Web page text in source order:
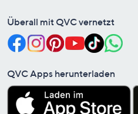
Überall mit QVC vernetzt
QVC Apps herunterladen